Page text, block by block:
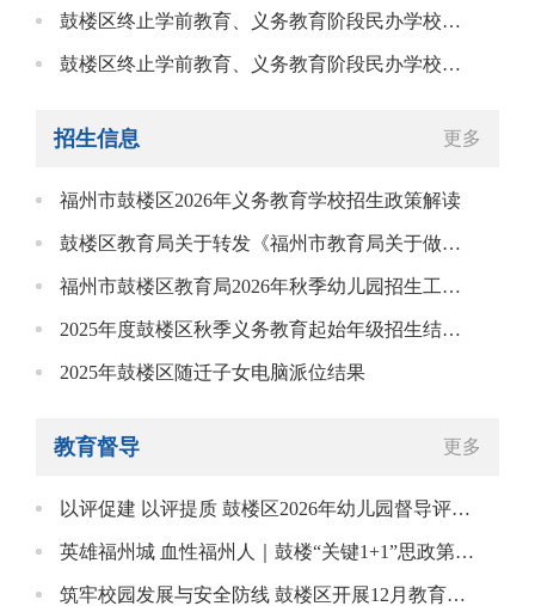
鼓楼区终止学前教育、义务教育阶段民办学校及其他文化教育民办学校的审批许可公示
鼓楼区终止学前教育、义务教育阶段民办学校及其他文化教育民办学校的审批许可公示
招生信息 更多
福州市鼓楼区2026年义务教育学校招生政策解读
鼓楼区教育局关于转发《福州市教育局关于做好2026年全市义务教育学校招生工作的通知》的通知
福州市鼓楼区教育局2026年秋季幼儿园招生工作方案
2025年度鼓楼区秋季义务教育起始年级招生结果公告
2025年鼓楼区随迁子女电脑派位结果
教育督导 更多
以评促建 以评提质 鼓楼区2026年幼儿园督导评估及保育教育质量评估工作会
英雄福州城 血性福州人｜鼓楼“关键1+1”思政第一课
筑牢校园发展与安全防线 鼓楼区开展12月教育专项督导